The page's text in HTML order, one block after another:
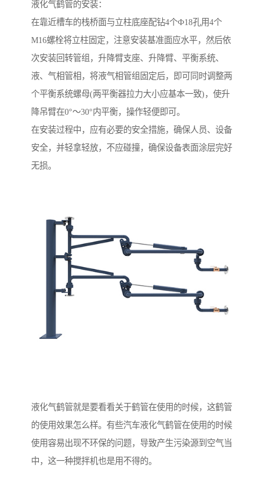
液化气鹤管的安装：
在靠近槽车的栈桥面与立柱底座配钻4个Ф18孔用4个
M16螺栓将立柱固定，注意安装基准面应水平，然后依
次安装回转管组，升降臂支座、升降臂、平衡系统、
液、气相管相，将液气相管组固定后，即可同时调整两
个平衡系统螺母(两平衡器拉力大小应基本一致)，使升
降吊臂在0°～30°内平衡，操作轻便即可。
在安装过程中，应有必要的安全措施，确保人员、设备
安全，并轻拿轻放，不应碰撞，确保设备表面涂层完好
无损。
液化气鹤管就是要看看关于鹤管在使用的时候，这鹤管
的使用效果怎么样。有些汽车液化气鹤管在使用的时候
使用容易出现不环保的问题，导致产生污染源到空气当
中，这一种搅拌机也是用不得的。